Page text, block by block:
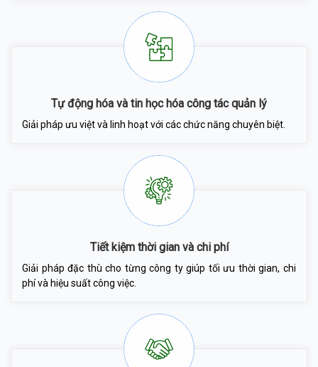
Tự động hóa và tin học hóa công tác quản lý
Giải pháp ưu việt và linh hoạt với các chức năng chuyên biệt.
Tiết kiệm thời gian và chi phí
Giải pháp đặc thù cho từng công ty giúp tối ưu thời gian, chi
phí và hiệu suất công việc.